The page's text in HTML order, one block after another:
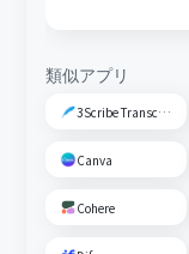
類似アプリ
3Scribe Transcription
Canva
Cohere